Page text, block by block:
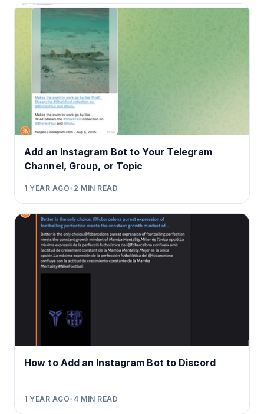
Add an Instagram Bot to Your Telegram
Channel, Group, or Topic
1 YEAR AGO• 2 MIN READ
How to Add an Instagram Bot to Discord
1 YEAR AGO• 4 MIN READ